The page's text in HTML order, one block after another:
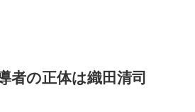
者の正体は織田清司